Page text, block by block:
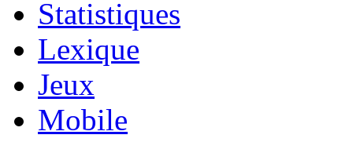
Statistiques
Lexique
Jeux
Mobile